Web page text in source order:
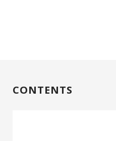
CONTENTS